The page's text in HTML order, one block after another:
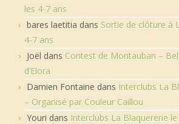
les 4-7 ans
bares laetitia dans Sortie de clôture à
4-7 ans
Joël dans Contest de Montauban –
d’Elora
Damien Fontaine dans Interclubs La
– Organisé par Couleur Caillou
Youri dans Interclubs La Blaquererie